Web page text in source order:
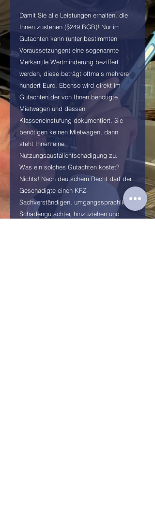
Damit Sie alle Leistungen erhalten, die
Ihnen zustehen (§249 BGB)! Nur im
Gutachten kann (unter bestimmten
Voraussetzungen) eine sogenannte
Merkantile Wertminderung beziffert
werden, diese beträgt oftmals mehrere
hundert Euro. Ebenso wird direkt im
Gutachten der von Ihnen benötigte
Mietwagen und dessen
Klasseneinstufung dokumentiert. Sie
benötigen keinen Mietwagen, dann
steht Ihnen eine
Nutzungsausfallentschädigung zu.
Was ein solches Gutachten kostet?
Nichts! Nach deutschem Recht darf der
Geschädigte einen KFZ-
Sachverständigen, umgangssprachlich
Schadengutachter, hinzuziehen und